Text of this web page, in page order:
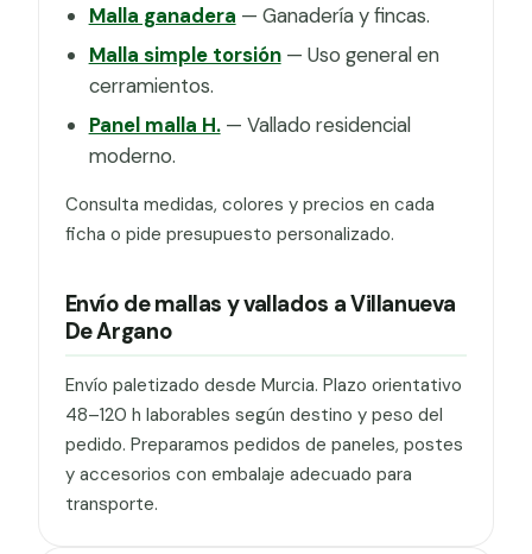
Malla ganadera — Ganadería y fincas.
Malla simple torsión— Uso general en
cerramientos.
Panel malla H.— Vallado residencial
moderno.
Consulta medidas, colores y precios en cada
ficha o pide presupuesto personalizado.
Envío de mallas y vallados a Villanueva
De Argano
Envío paletizado desde Murcia. Plazo orientativo
48–120 h laborables según destino y peso del
pedido. Preparamos pedidos de paneles, postes
y accesorios con embalaje adecuado para
transporte.